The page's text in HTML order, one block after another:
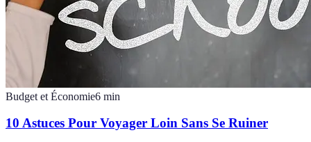
Budget et Économie6 min
10 Astuces Pour Voyager Loin Sans Se Ruiner